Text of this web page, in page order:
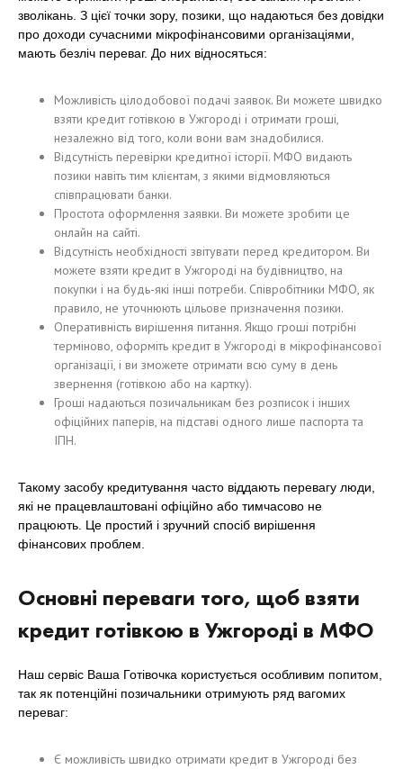
зволікань. З цієї точки зору, позики, що надаються без довідки
про доходи сучасними мікрофінансовими організаціями,
мають безліч переваг. До них відносяться:
Можливість цілодобової подачі заявок. Ви можете швидко
взяти кредит готівкою в Ужгороді і отримати гроші,
незалежно від того, коли вони вам знадобилися.
Відсутність перевірки кредитної історії. МФО видають
позики навіть тим клієнтам, з якими відмовляються
співпрацювати банки.
Простота оформлення заявки. Ви можете зробити це
онлайн на сайті.
Відсутність необхідності звітувати перед кредитором. Ви
можете взяти кредит в Ужгороді на будівництво, на
покупки і на будь-які інші потреби. Співробітники МФО, як
правило, не уточнюють цільове призначення позики.
Оперативність вирішення питання. Якщо гроші потрібні
терміново, оформіть кредит в Ужгороді в мікрофінансової
організації, і ви зможете отримати всю суму в день
звернення (готівкою або на картку).
Гроші надаються позичальникам без розписок і інших
офіційних паперів, на підставі одного лише паспорта та
ІПН.
Такому засобу кредитування часто віддають перевагу люди,
які не працевлаштовані офіційно або тимчасово не
працюють. Це простий і зручний спосіб вирішення
фінансових проблем.
Основні переваги того, щоб взяти
кредит готівкою в Ужгороді в МФО
Наш сервіс Ваша Готівочка користується особливим попитом,
так як потенційні позичальники отримують ряд вагомих
переваг:
Є можливість швидко отримати кредит в Ужгороді без